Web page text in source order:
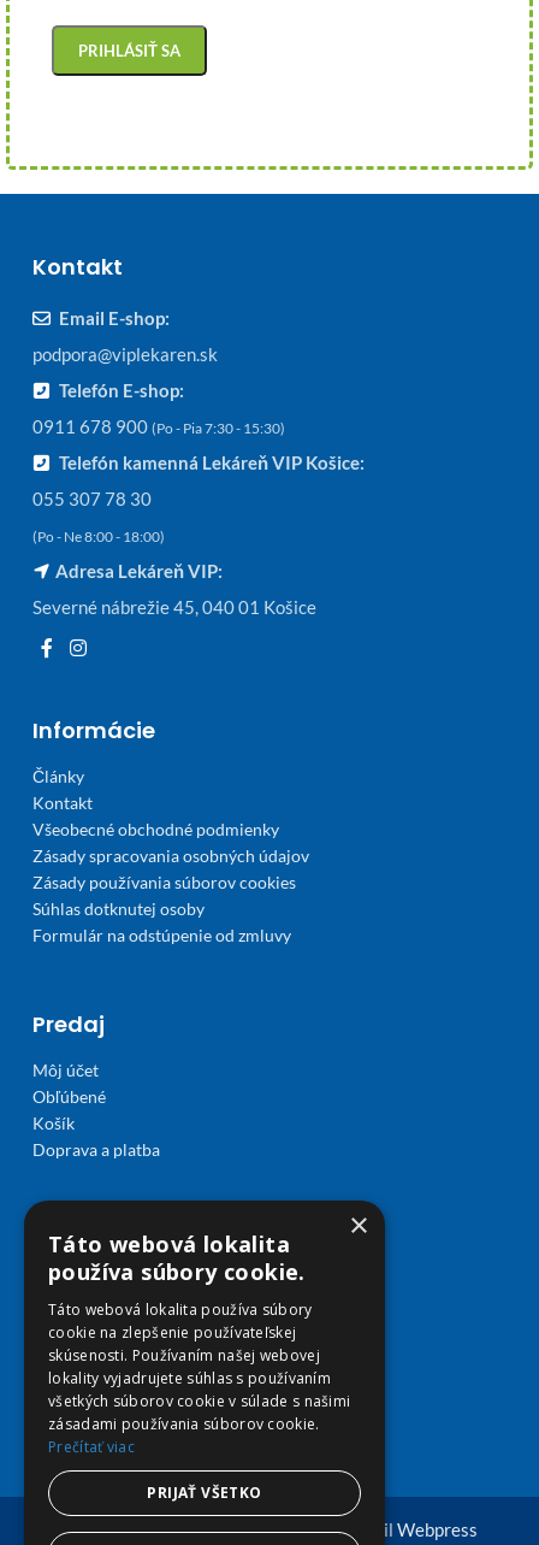
Kontakt
Email E-shop:
podpora@viplekaren.sk
Telefón E-shop:
0911 678 900 (Po - Pia 7:30 - 15:30)
Telefón kamenná Lekáreň VIP Košice:
055 307 78 30
(Po - Ne 8:00 - 18:00)
Adresa Lekáreň VIP:
Severné nábrežie 45, 040 01 Košice
Informácie
Články
Kontakt
Všeobecné obchodné podmienky
Zásady spracovania osobných údajov
Zásady používania súborov cookies
Súhlas dotknutej osoby
Formulár na odstúpenie od zmluvy
Predaj
Môj účet
Obľúbené
Košík
Doprava a platba
© Copyright 2026 viplekaren.sk | Vytvoril Webpress
×
Táto webová lokalita
používa súbory cookie.
Táto webová lokalita používa súbory
cookie na zlepšenie používateľskej
skúsenosti. Používaním našej webovej
lokality vyjadrujete súhlas s používaním
všetkých súborov cookie v súlade s našimi
zásadami používania súborov cookie.
Prečítať viac
PRIJAŤ VŠETKO